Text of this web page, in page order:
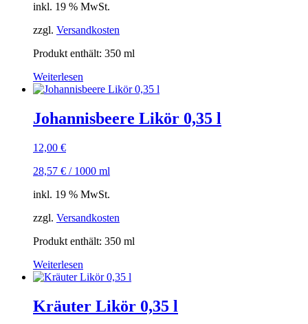
inkl. 19 % MwSt.
zzgl. Versandkosten
Produkt enthält: 350 ml
Weiterlesen
Johannisbeere Likör 0,35 l
12,00 €
28,57 € / 1000 ml
inkl. 19 % MwSt.
zzgl. Versandkosten
Produkt enthält: 350 ml
Weiterlesen
Kräuter Likör 0,35 l